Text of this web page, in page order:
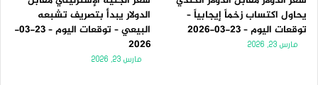
يحاول اكتساب زخماً إيجابياً –
توقعات اليوم – 23-03-2026
مارس 23, 2026
الدولار يبدأ بتصريف تشبعه
البيعي – توقعات اليوم – 23-03-
2026
مارس 23, 2026